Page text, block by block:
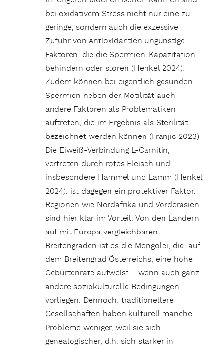
bei oxidativem Stress nicht nur eine zu
geringe, sondern auch die exzessive
Zufuhr von Antioxidantien ungünstige
Faktoren, die die Spermien-Kapazitation
behindern oder stören (Henkel 2024).
Zudem können bei eigentlich gesunden
Spermien neben der Motilität auch
andere Faktoren als Problematiken
auftreten, die im Ergebnis als Sterilität
bezeichnet werden können (Franjic 2023).
Die Eiweiß-Verbindung L-Carnitin,
vertreten durch rotes Fleisch und
insbesondere Hammel und Lamm (Henkel
2024), ist dagegen ein protektiver Faktor.
Regionen wie Nordafrika und Vorderasien
sind hier klar im Vorteil. Von den Ländern
auf mit Europa vergleichbaren
Breitengraden ist es die Mongolei, die, auf
dem Breitengrad Österreichs, eine hohe
Geburtenrate aufweist – wenn auch ganz
andere soziokulturelle Bedingungen
vorliegen. Dennoch: traditionellere
Gesellschaften haben kulturell manche
Probleme weniger, weil sie sich
genealogischer, d.h. sich stärker in